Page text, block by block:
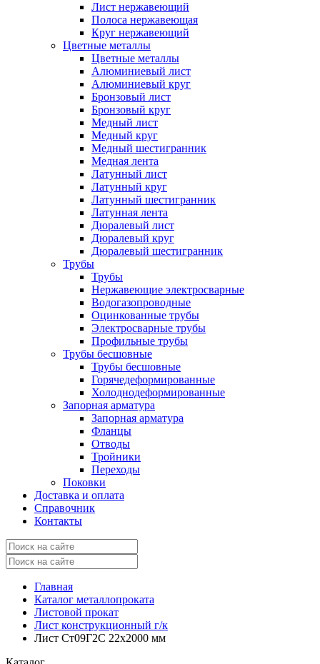
Лист нержавеющий
Полоса нержавеющая
Круг нержавеющий
Цветные металлы
Цветные металлы
Алюминиевый лист
Алюминиевый круг
Бронзовый лист
Бронзовый круг
Медный лист
Медный круг
Медный шестигранник
Медная лента
Латунный лист
Латунный круг
Латунный шестигранник
Латунная лента
Дюралевый лист
Дюралевый круг
Дюралевый шестигранник
Трубы
Трубы
Нержавеющие электросварные
Водогазопроводные
Оцинкованные трубы
Электросварные трубы
Профильные трубы
Трубы бесшовные
Трубы бесшовные
Горячедеформированные
Холоднодеформированные
Запорная арматура
Запорная арматура
Фланцы
Отводы
Тройники
Переходы
Поковки
Доставка и оплата
Справочник
Контакты
Главная
Каталог металлопроката
Листовой прокат
Лист конструкционный г/к
Лист Ст09Г2С 22x2000 мм